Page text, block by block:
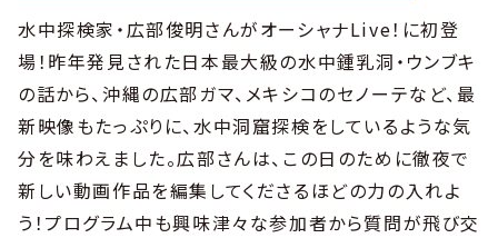
水中探検家・広部俊明さんがオーシャナLive！に初登
場！昨年発見された日本最大級の水中鍾乳洞・ウンブキ
の話から、沖縄の広部ガマ、メキシコのセノーテなど、最
新映像もたっぷりに、水中洞窟探検をしているような気
分を味わえました。広部さんは、この日のために徹夜で
新しい動画作品を編集してくださるほどの力の入れよ
う！プログラム中も興味津々な参加者から質問が飛び交